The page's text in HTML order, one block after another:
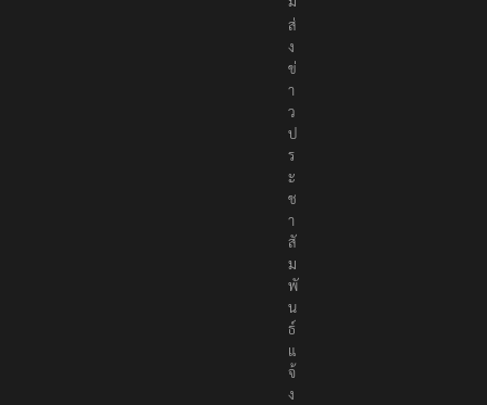
ส่
ง
ข่
า
ว
ป
ร
ะ
ช
า
สั
ม
พั
น
ธ์
แ
จ้
ง